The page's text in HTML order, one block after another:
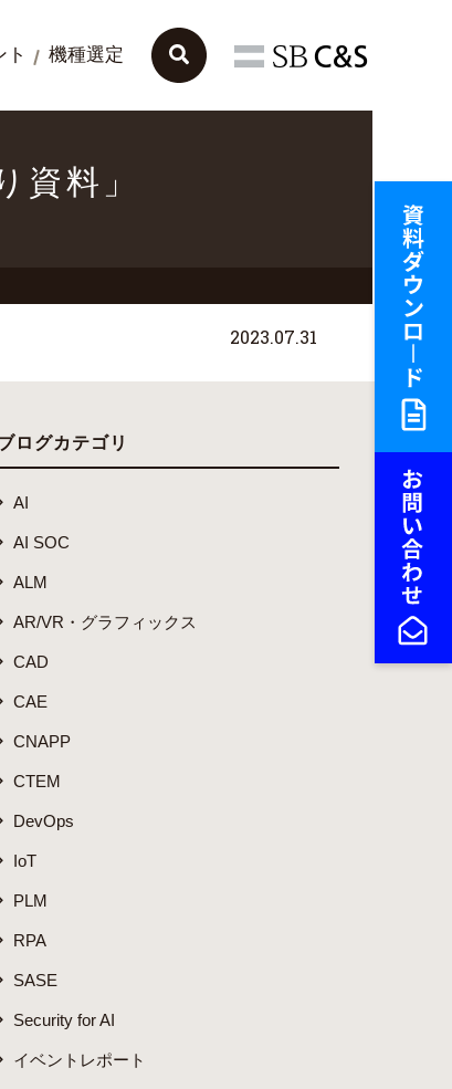
ト 機種選定
料」
2023.07.31
ログカテゴリ
AI
AI SOC
ALM
AR/VR・グラフィックス
CAD
CAE
CNAPP
CTEM
DevOps
IoT
PLM
RPA
SASE
Security for AI
イベントレポート